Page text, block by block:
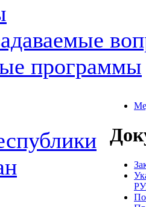
программы